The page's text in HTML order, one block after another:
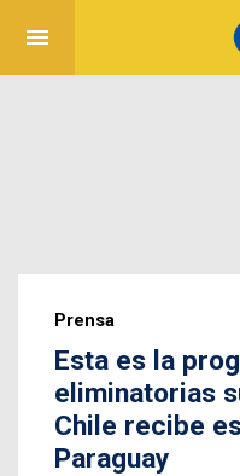
menu
Prensa
Esta es la
eliminatorias
Chile recibe
Paraguay